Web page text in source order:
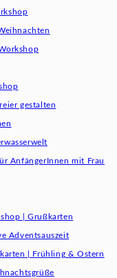
gestalten
AnfängerInnen mit Frau
| Grußkarten
Adventsauszeit
| Frühling & Ostern